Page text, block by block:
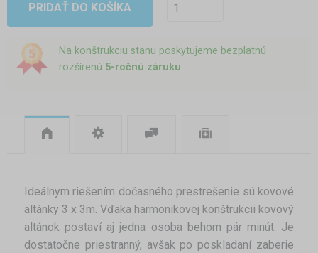
PRIDAŤ DO KOŠÍKA
Na konštrukciu stanu poskytujeme bezplatnú
rozšírenú 5-ročnú záruku.
Ideálnym riešením dočasného prestrešenie sú kovové
altánky 3 x 3m. Vďaka harmonikovej konštrukcii kovový
altánok postaví aj jedna osoba behom pár minút. Je
dostatočne priestranný, avšak po poskladaní zaberie